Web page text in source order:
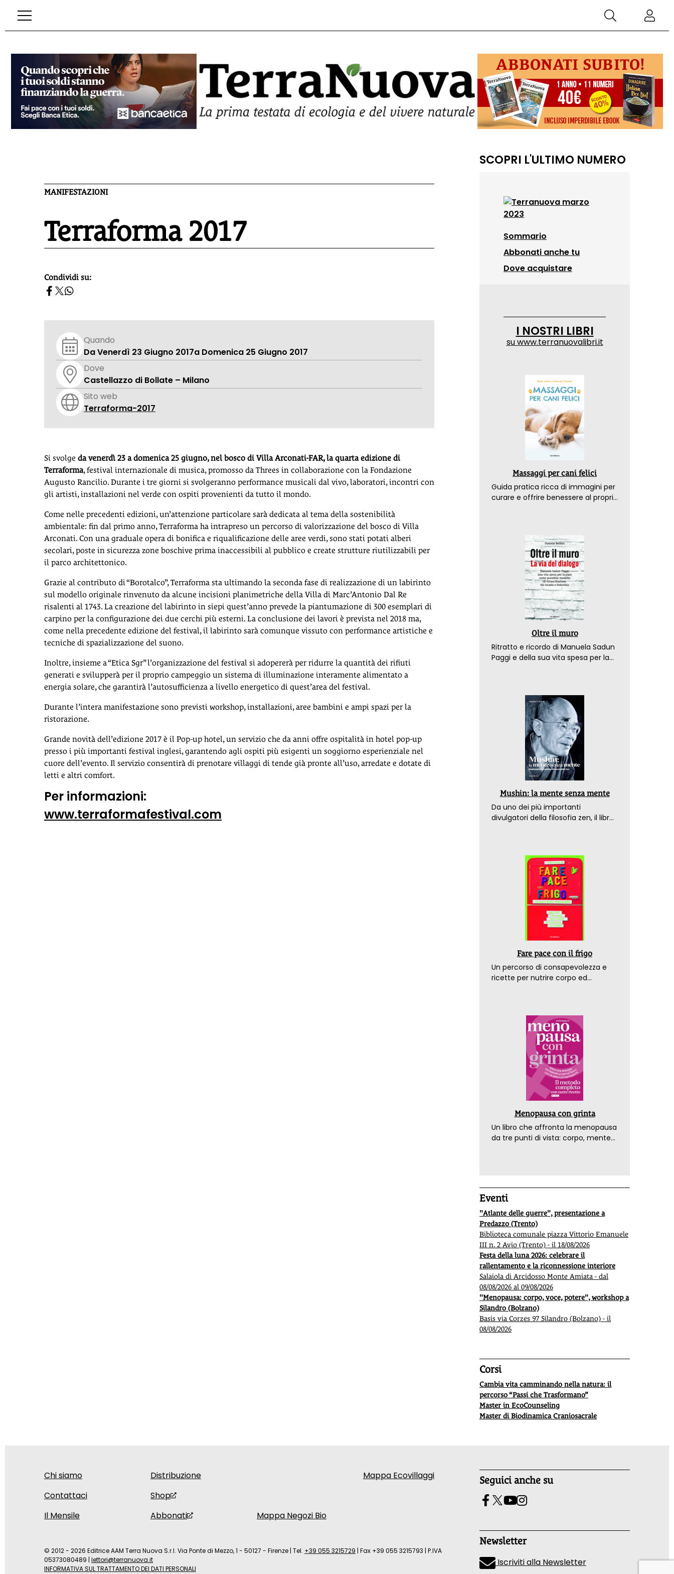
MANIFESTAZIONI
Terraforma 2017
homepage h2
Condividi su:
Quando
Da Venerdì 23 Giugno 2017a Domenica 25 Giugno 2017
Dove
Castellazzo di Bollate – Milano
Sito web
Terraforma-2017
Si svolge da venerdì 23 a domenica 25 giugno, nel bosco di Villa Arconati-FAR, la quarta edizione di
Terraforma, festival internazionale di musica, promosso da Threes in collaborazione con la Fondazione
Augusto Rancilio. Durante i tre giorni si svolgeranno performance musicali dal vivo, laboratori, incontri con
gli artisti, installazioni nel verde con ospiti provenienti da tutto il mondo.
Come nelle precedenti edizioni, un’attenzione particolare sarà dedicata al tema della sostenibilità
ambientale: fin dal primo anno, Terraforma ha intrapreso un percorso di valorizzazione del bosco di Villa
Arconati. Con una graduale opera di bonifica e riqualificazione delle aree verdi, sono stati potati alberi
secolari, poste in sicurezza zone boschive prima inaccessibili al pubblico e create strutture riutilizzabili per
il parco architettonico.
Grazie al contributo di “Borotalco”, Terraforma sta ultimando la seconda fase di realizzazione di un labirinto
sul modello originale rinvenuto da alcune incisioni planimetriche della Villa di Marc’Antonio Dal Re
risalenti al 1743. La creazione del labirinto in siepi quest’anno prevede la piantumazione di 300 esemplari di
carpino per la configurazione dei due cerchi più esterni. La conclusione dei lavori è prevista nel 2018 ma,
come nella precedente edizione del festival, il labirinto sarà comunque vissuto con performance artistiche e
tecniche di spazializzazione del suono.
Inoltre, insieme a “Etica Sgr” l’organizzazione del festival si adopererà per ridurre la quantità dei rifiuti
generati e svilupperà per il proprio campeggio un sistema di illuminazione interamente alimentato a
energia solare, che garantirà l’autosufficienza a livello energetico di quest’area del festival.
Durante l’intera manifestazione sono previsti workshop, installazioni, aree bambini e ampi spazi per la
ristorazione.
Grande novità dell’edizione 2017 è il Pop-up hotel, un servizio che da anni offre ospitalità in hotel pop-up
presso i più importanti festival inglesi, garantendo agli ospiti più esigenti un soggiorno esperienziale nel
cuore dell’evento. Il servizio consentirà di prenotare villaggi di tende già pronte all’uso, arredate e dotate di
letti e altri comfort.
Per informazioni:
www.terraformafestival.com
SCOPRI L'ULTIMO NUMERO
Sommario
Abbonati anche tu
Dove acquistare
I NOSTRI LIBRI
suwww.terranuovalibri.it
Massaggi per cani felici
Guida pratica ricca di immagini per
curare e offrire benessere al proprio
Oltre il muro
Ritratto e ricordo di Manuela Sadun
Paggi e della sua vita spesa per la
Mushin: la mente senza mente
Da uno dei più importanti
divulgatori della filosofia zen, il libro
Fare pace con il frigo
Un percorso di consapevolezza e
ricette per nutrire corpo ed
Menopausa con grinta
Un libro che affronta la menopausa
da tre punti di vista: corpo, mente
Eventi
"Atlante delle guerre", presentazione a
Predazzo (Trento)
Biblioteca comunale piazza Vittorio Emanuele
III n. 2 Avio (Trento) - il 18/08/2026
Festa della luna 2026: celebrare il
rallentamento e la riconnessione interiore
Salaiola di Arcidosso Monte Amiata - dal
08/08/2026 al 09/08/2026
"Menopausa: corpo, voce, potere", workshop a
Silandro (Bolzano)
Basis via Corzes 97 Silandro (Bolzano) - il
08/08/2026
Corsi
Cambia vita camminando nella natura: il
percorso “Passi che Trasformano”
Master in EcoCounseling
Master di Biodinamica Craniosacrale
Chi siamo
Contattaci
Il Mensile
Distribuzione
Shop
Abbonati
Mappa Negozi Bio
Mappa Ecovillaggi Seguici anche su
Newsletter
Iscriviti alla Newsletter
© 2012 - 2026 Editrice AAM Terra Nuova S.r.l. Via Ponte di Mezzo, 1 - 50127 - Firenze | Tel. +39 055 3215729 | Fax +39 055 3215793 | P.IVA
05373080489 | lettori@terranuova.it
INFORMATIVA SUL TRATTAMENTO DEI DATI PERSONALI